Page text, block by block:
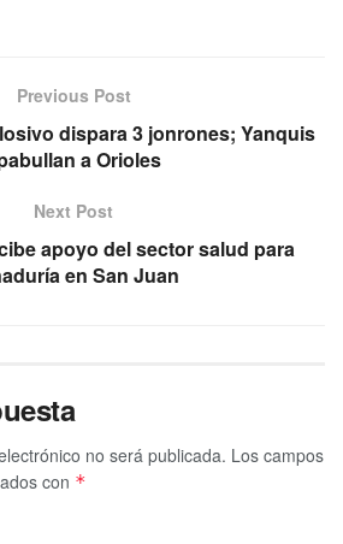
Previous Post
dispara 3 jonrones; Yanquis
a Orioles
Next Post
apoyo del sector salud para
en San Juan
no será publicada. Los campos
con *